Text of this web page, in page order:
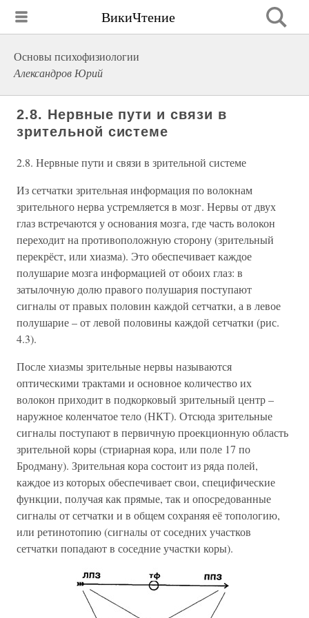
ВикиЧтение
Основы психофизиологии
Александров Юрий
2.8. Нервные пути и связи в
зрительной системе
2.8. Нервные пути и связи в зрительной системе
Из сетчатки зрительная информация по волокнам
зрительного нерва устремляется в мозг. Нервы от двух
глаз встречаются у основания мозга, где часть волокон
переходит на противоположную сторону (зрительный
перекрёст, или хиазма). Это обеспечивает каждое
полушарие мозга информацией от обоих глаз: в
затылочную долю правого полушария поступают
сигналы от правых половин каждой сетчатки, а в левое
полушарие – от левой половины каждой сетчатки (рис.
4.3).
После хиазмы зрительные нервы называются
оптическими трактами и основное количество их
волокон приходит в подкорковый зрительный центр –
наружное коленчатое тело (НКТ). Отсюда зрительные
сигналы поступают в первичную проекционную область
зрительной коры (стриарная кора, или поле 17 по
Бродману). Зрительная кора состоит из ряда полей,
каждое из которых обеспечивает свои, специфические
функции, получая как прямые, так и опосредованные
сигналы от сетчатки и в общем сохраняя её топологию,
или ретинотопию (сигналы от соседних участков
сетчатки попадают в соседние участки коры).